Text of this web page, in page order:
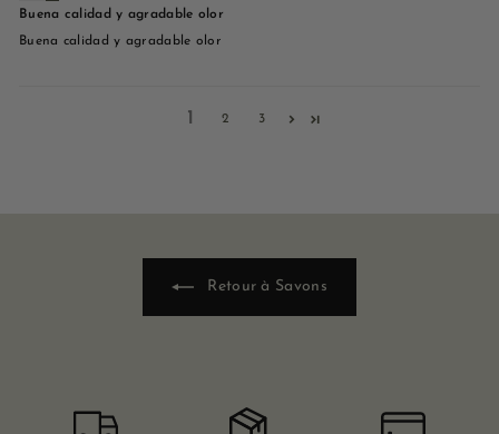
Buena calidad y agradable olor
Buena calidad y agradable olor
1 2 3
Retour à Savons